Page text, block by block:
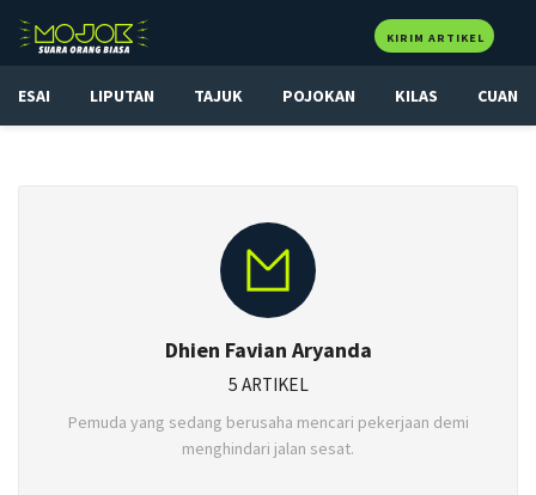
KIRIM ARTIKEL
ESAI LIPUTAN TAJUK POJOKAN KILAS CUAN
Dhien Favian Aryanda
5 ARTIKEL
Pemuda yang sedang berusaha mencari pekerjaan demi
menghindari jalan sesat.